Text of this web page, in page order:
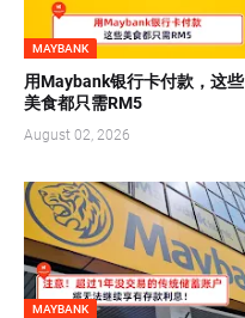
MAYBANK
用Maybank银行卡付款，这些
美食都只需RM5
August 02, 2026
MAYBANK